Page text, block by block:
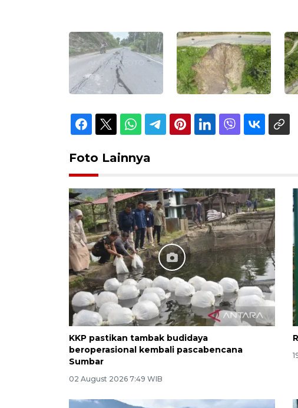
Foto Lainnya
KKP pastikan tambak budidaya
beroperasional kembali pascabencana
Sumbar
02 August 2026 7:49 WIB